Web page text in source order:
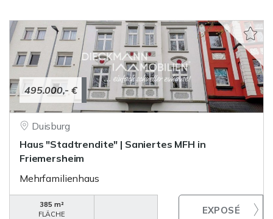
495.000,- €
Duisburg
Haus "Stadtrendite" | Saniertes MFH in
Friemersheim
Mehrfamilienhaus
385 m²
FLÄCHE